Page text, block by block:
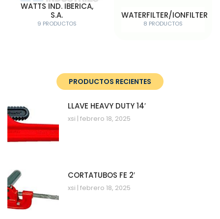
WATTS IND. IBERICA,
S.A.
9 PRODUCTOS
WATERFILTER/IONFILTER
8 PRODUCTOS
PRODUCTOS RECIENTES
LLAVE HEAVY DUTY 14′
xsi febrero 18, 2025
CORTATUBOS FE 2′
xsi febrero 18, 2025